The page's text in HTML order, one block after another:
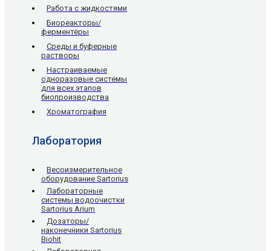
Работа с жидкостями
Биореакторы/
ферментёры
Среды и буферные
растворы
Настраиваемые
одноразовые системы
для всех этапов
биопроизводства
Хроматография
Лаборатория
Весоизмерительное
оборудование Sartorius
Лабораторные
системы водоочистки
Sartorius Arium
Дозаторы/
наконечники Sartorius
Biohit